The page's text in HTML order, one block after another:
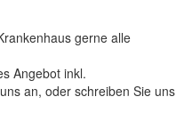
gerne alle
Angebot inkl.
an, oder schreiben Sie uns